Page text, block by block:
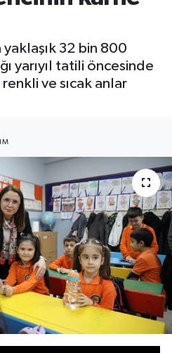
32 bin 800
yarıyıl tatili öncesinde
ve sıcak anlar